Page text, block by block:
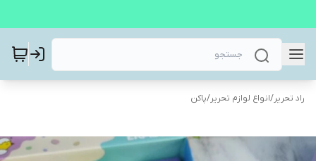
راد تحریر/انواع لوازم تحریر/پاکن